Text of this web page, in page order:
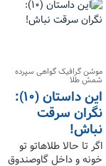
موشن گرافیک گواهی سپرده
شمش طلا
این داستان (۱۰):
نگران سرقت
نباش!
اگر تا حالا طلاهاتو تو
خونه و داخل گاوصندوق